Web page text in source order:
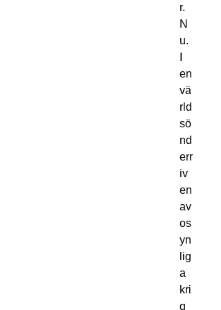
r.
N
u.
en
vä
rld
sö
nd
err
iv
en
av
os
yn
lig
a
kri
g